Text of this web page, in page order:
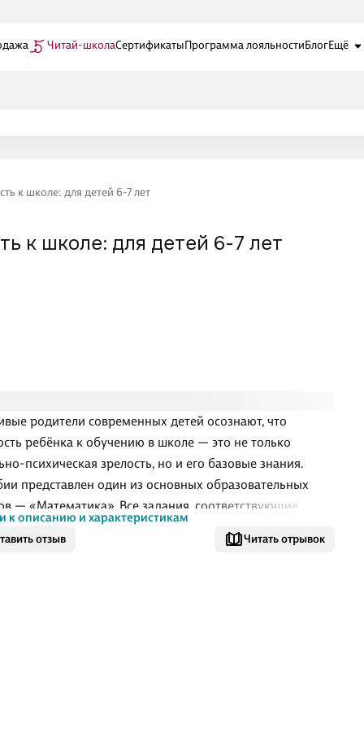
Читай-школаСертификатыПрограмма лояльностиБлогЕщё
к школе: для детей 6-7 лет
отзыв Читать отрывок
родители современных детей осознают, что
ребёнка к обучению в школе — это не только
психическая зрелость, но и его базовые знания.
представлен один из основных образовательных
— «Математика». Все задания, соответствующие
особенностям дошкольников и апробированные на
представляют собой тесты, которые ребёнок
к описанию и характеристикам
к школе: для детей 6-7 лет